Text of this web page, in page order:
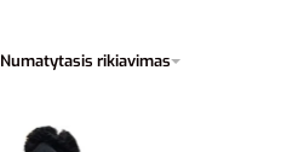
Numatytasis rikiavimas